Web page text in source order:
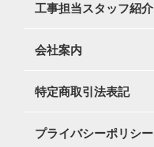
工事担当スタッフ紹介
会社案内
特定商取引法表記
プライバシーポリシー